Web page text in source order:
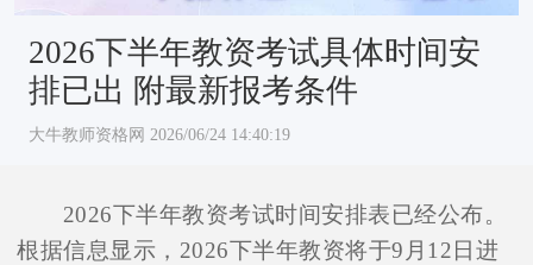
2026下半年教资考试具体时间安
排已出 附最新报考条件
大牛教师资格网 2026/06/24 14:40:19
2026下半年教资考试时间安排表已经公布。
根据信息显示，2026下半年教资将于9月12日进